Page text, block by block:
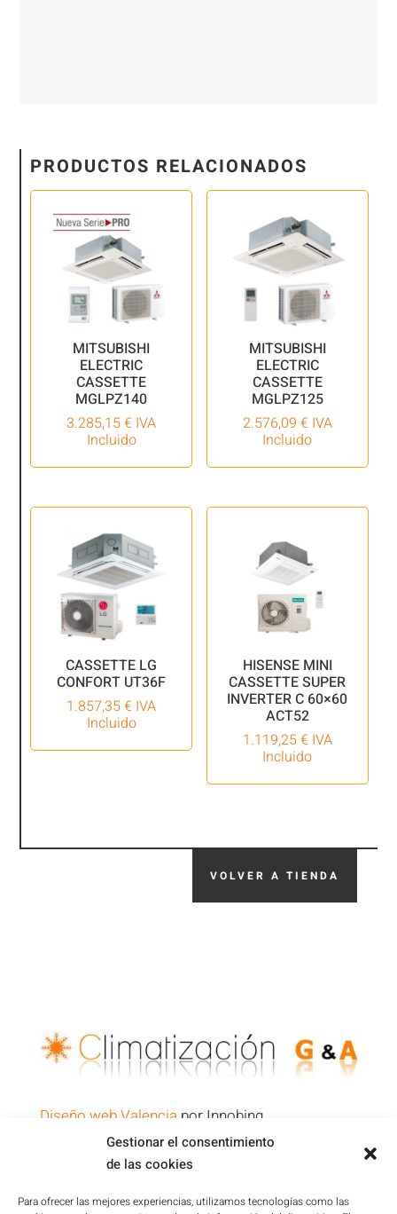
Gestionar el consentimiento
de las cookies
Para ofrecer las mejores experiencias, utilizamos tecnologías como las
PRODUCTOS RELACIONADOS
MITSUBISHI
ELECTRIC
CASSETTE
MGLPZ140
3.285,15€ IVA
Incluido
MITSUBISHI
ELECTRIC
CASSETTE
MGLPZ125
2.576,09 € IVA
Incluido
CASSETTE LG
CONFORT UT36F
1.857,35€ IVA
Incluido
HISENSE MINI
CASSETTE SUPER
INVERTER C 60×60
ACT52
1.119,25€ IVA
Incluido
VOLVER A TIENDA
Diseño web Valencia por Innobing
Aviso Legal